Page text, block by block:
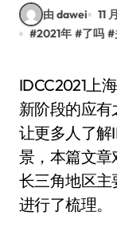
由 dawei 11
#2021年 #了吗 #
IDCC2021上海站的举办是数字化逐步进入发展
新阶段的应
让更多人了解
景，本篇文
长三角地区
进行了梳理。